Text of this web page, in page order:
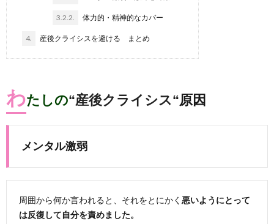
3.2.2. 体力的・精神的なカバー
4. 産後クライシスを避ける まとめ
わたしの“産後クライシス“原因
メンタル激弱
周囲から何か言われると、 それをとにかく 悪いようにとって
は反復して自分を責めました。